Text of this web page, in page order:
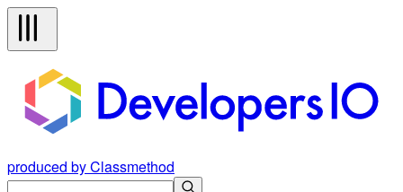
produced by Classmethod